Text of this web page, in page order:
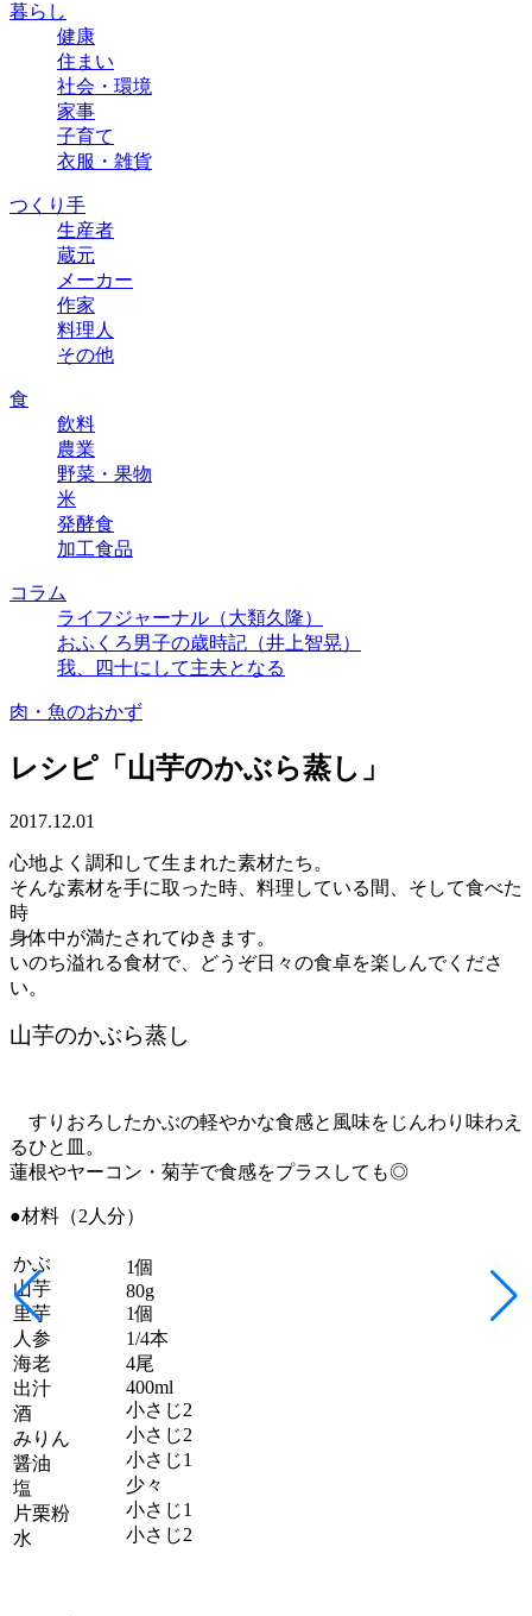
暮らし
健康
住まい
社会・環境
家事
子育て
衣服・雑貨
つくり手
生産者
蔵元
メーカー
作家
料理人
その他
食
飲料
農業
野菜・果物
米
発酵食
加工食品
コラム
ライフジャーナル（大類久隆）
おふくろ男子の歳時記（井上智晃）
我、四十にして主夫となる
肉・魚のおかず
レシピ「山芋のかぶら蒸し」
2017.12.01
心地よく調和して生まれた素材たち。
そんな素材を手に取った時、料理している間、そして食べた
時
身体中が満たされてゆきます。
いのち溢れる食材で、どうぞ日々の食卓を楽しんでくださ
い。
山芋のかぶら蒸し
すりおろしたかぶの軽やかな食感と風味をじんわり味わえ
るひと皿。
蓮根やヤーコン・菊芋で食感をプラスしても◎
●材料（2人分）
かぶ
山芋
里芋
人参
海老
出汁
酒
みりん
醤油
塩
片栗粉
水
1個
80g
1個
1/4本
4尾
400ml
小さじ2
小さじ2
小さじ1
少々
小さじ1
小さじ2